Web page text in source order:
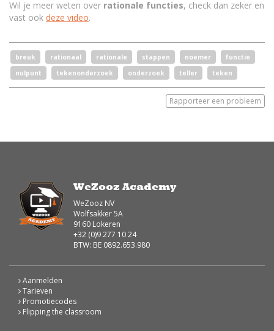
Wil je meer weten over rationale functies, check dan zeker en
vast ook deze video.
breuk rationaal rationale stappen noemer
functie
nulpunt
tekenonderzoek onderzoek teller teken
Rapporteer een probleem
WeZooz Academy
WeZooz NV
Wolfsakker 5A
9160 Lokeren
+32 (0)9 277 10 24
BTW: BE 0892.653.980
Aanmelden
Tarieven
Promotiecodes
Flipping the classroom